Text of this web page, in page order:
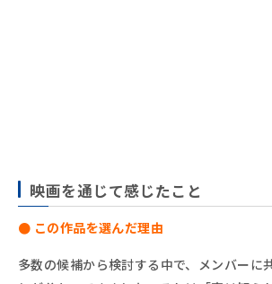
映画を通じて感じたこと
● この作品を選んだ理由
多数の候補から検討する中で、メンバーに